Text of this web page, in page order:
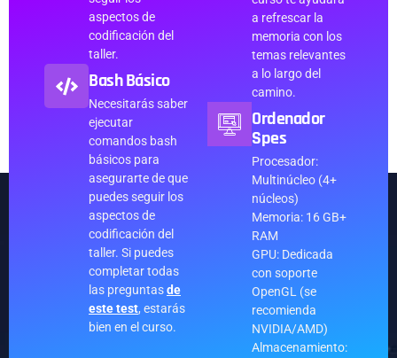
aspectos de
codificación del
taller.
Bash Básico
Necesitarás saber
ejecutar
comandos bash
básicos para
asegurarte de que
puedes seguir los
aspectos de
codificación del
taller. Si puedes
completar todas
las preguntasde
este test, estarás
bien en el curso.
a refrescar la
memoria con los
temas relevantes
a lo largo del
camino.
Ordenador
Spes
Procesador:
Multinúcleo (4+
núcleos)
Memoria: 16 GB+
RAM
GPU: Dedicada
con soporte
OpenGL (se
recomienda
NVIDIA/AMD)
Almacenamiento: